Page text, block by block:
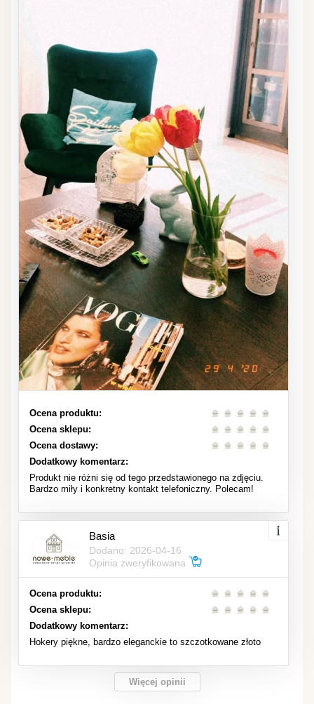
Ocena produktu:
Ocena sklepu:
Ocena dostawy:
Dodatkowy komentarz:
Produkt nie różni się od tego przedstawionego na zdjęciu.
Bardzo miły i konkretny kontakt telefoniczny. Polecam!
Basia
Dodano: 2026-04-16
Opinia zweryfikowana
Ocena produktu:
Ocena sklepu:
Dodatkowy komentarz:
Hokery piękne, bardzo eleganckie to szczotkowane złoto
Więcej opinii